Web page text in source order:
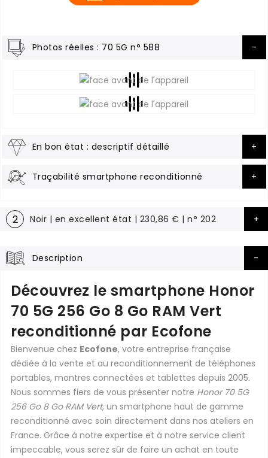
Photos réelles : 70 5G n° 588
En bon état : descriptif détaillé
Traçabilité smartphone reconditionné
2 Noir | en excellent état | 230,86 € | n° 202
Description
Découvrez le smartphone Honor
70 5G 256 Go 8 Go RAM Vert
reconditionné par Ecofone
Bienvenue chez Ecofone, votre entreprise française
dédiée à la vente et au reconditionnement de téléphones
portables, montres connectées et tablettes depuis 2005.
Nous sommes fiers de vous présenter notre Honor 70 5G
256 Go 8 Go RAM Vert, un smartphone haut de gamme
reconditionné avec soin directement dans nos ateliers en
France. Grâce à notre expertise et à notre service client
impeccable, vous serez sûr de faire un achat en toute